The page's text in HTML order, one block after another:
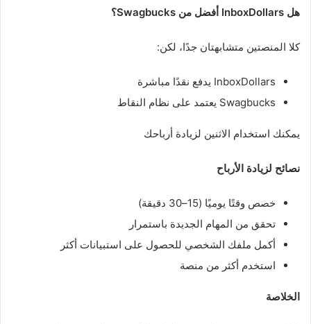
هل InboxDollars أفضل من Swagbucks؟
كلا المنصتين متشابهتان جدًا، لكن:
InboxDollars يدفع نقدًا مباشرة
Swagbucks يعتمد على نظام النقاط
يمكنك استخدام الاثنين لزيادة أرباحك
نصائح لزيادة الأرباح
خصص وقتًا يوميًا (15–30 دقيقة)
تحقق من المهام الجديدة باستمرار
أكمل ملفك الشخصي للحصول على استبيانات أكثر
استخدم أكثر من منصة
الخلاصة